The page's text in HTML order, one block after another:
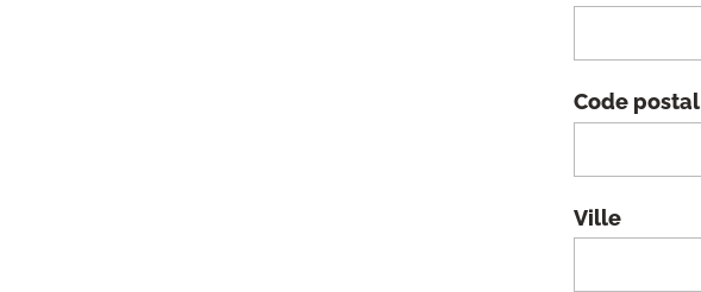
Code postal
Ville